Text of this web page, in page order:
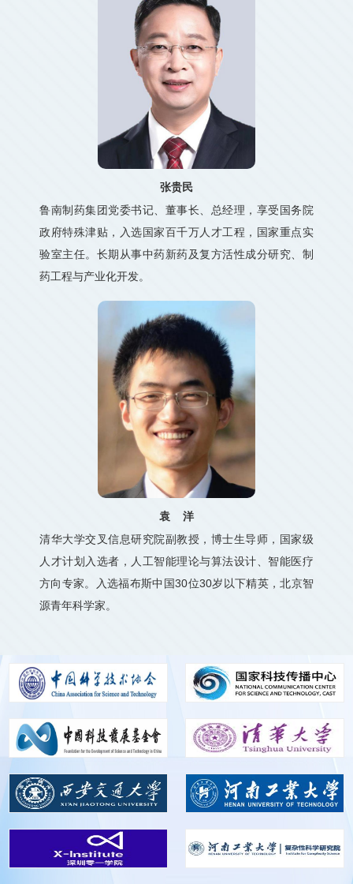
张贵民
鲁南制药集团党委书记、董事长、总经理，享受国务院
政府特殊津贴，入选国家百千万人才工程，国家重点实
验室主任。长期从事中药新药及复方活性成分研究、制
药工程与产业化开发。
袁 洋
清华大学交叉信息研究院副教授，博士生导师，国家级
人才计划入选者，人工智能理论与算法设计、智能医疗
方向专家。入选福布斯中国30位30岁以下精英，北京智
源青年科学家。